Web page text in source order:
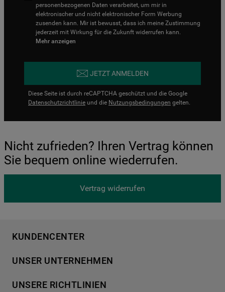
personenbezogenen Daten verarbeitet, um mir in
elektronischer und nicht elektronischer Form Werbung
zusenden kann. Mir ist bewusst, dass ich meine Zustimmung
jederzeit mit Wirkung für die Zukunft widerrufen kann.
Mehr anzeigen
JETZT ANMELDEN
Diese Seite ist durch reCAPTCHA geschützt und die Google
Datenschutzrichtlinie und die Nutzungsbedingungen gelten.
Nicht zufrieden? Ihren Vertrag können
Sie bequem online wiederrufen.
Vertrag widerrufen
KUNDENCENTER
Händlersuche
Häufige Fragen
UNSER UNTERNEHMEN
Für Händler
UNSERE RICHTLINIEN